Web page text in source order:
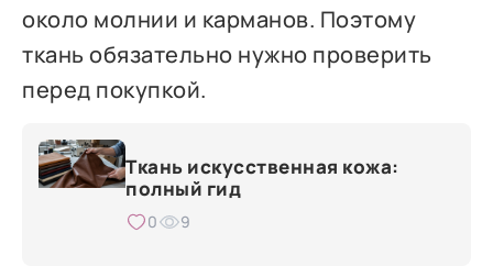
около молнии и карманов. Поэтому
ткань обязательно нужно проверить
перед покупкой.
Ткань искусственная кожа:
полный гид
0 9